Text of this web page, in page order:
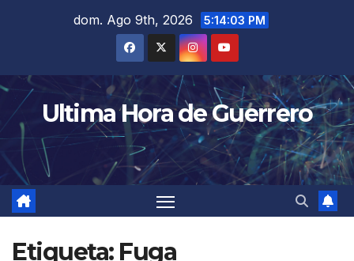
dom. Ago 9th, 2026 5:14:03 PM
Ultima Hora de Guerrero
Etiqueta: Fuga